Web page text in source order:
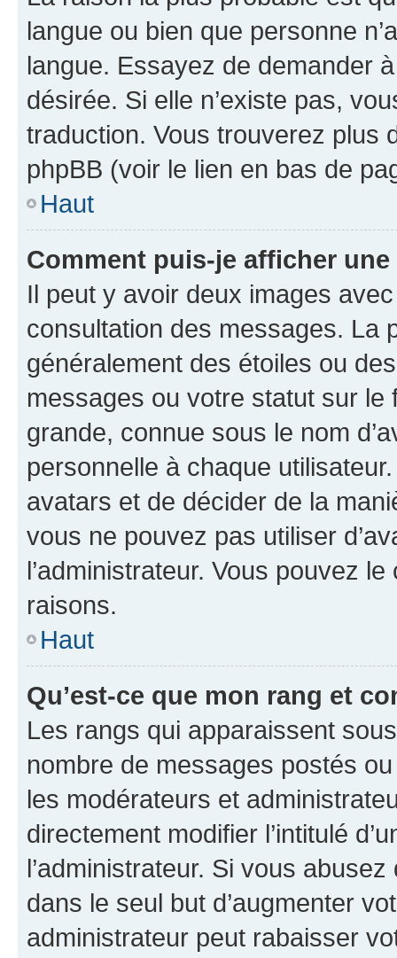
langue ou bien que personne
langue. Essayez de demander
désirée. Si elle n’existe pas,
traduction. Vous trouverez plus
phpBB (voir le lien en bas de
Haut
Comment puis-je afficher
Il peut y avoir deux images
consultation des messages. La
généralement des étoiles ou
messages ou votre statut sur
grande, connue sous le nom
personnelle à chaque utilisateur.
avatars et de décider de la
vous ne pouvez pas utiliser
l’administrateur. Vous pouvez
raisons.
Haut
Qu’est-ce que mon rang et
Les rangs qui apparaissent
nombre de messages postés
les modérateurs et
directement modifier l’intitulé
l’administrateur. Si vous
dans le seul but d’augmenter
administrateur peut rabaisser